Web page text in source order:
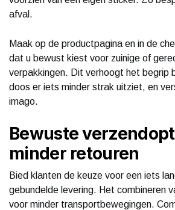
afval.
Maak op de productpagina en in de
dat u bewust kiest voor zuinige of
verpakkingen. Dit verhoogt het begrip
doos er iets minder strak uitziet, en
imago.
Bewuste
minder retouren
Bied klanten de keuze voor een iets
gebundelde levering. Het combineren
voor minder transportbewegingen.